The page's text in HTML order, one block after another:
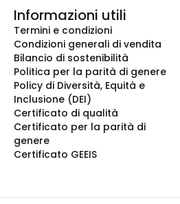
Informazioni utili
Termini e condizioni
Condizioni generali di vendita
Bilancio di sostenibilità
Politica per la parità di genere
Policy di Diversità, Equità e
Inclusione (DEI)
Certificato di qualità
Certificato per la parità di
genere
Certificato GEEIS